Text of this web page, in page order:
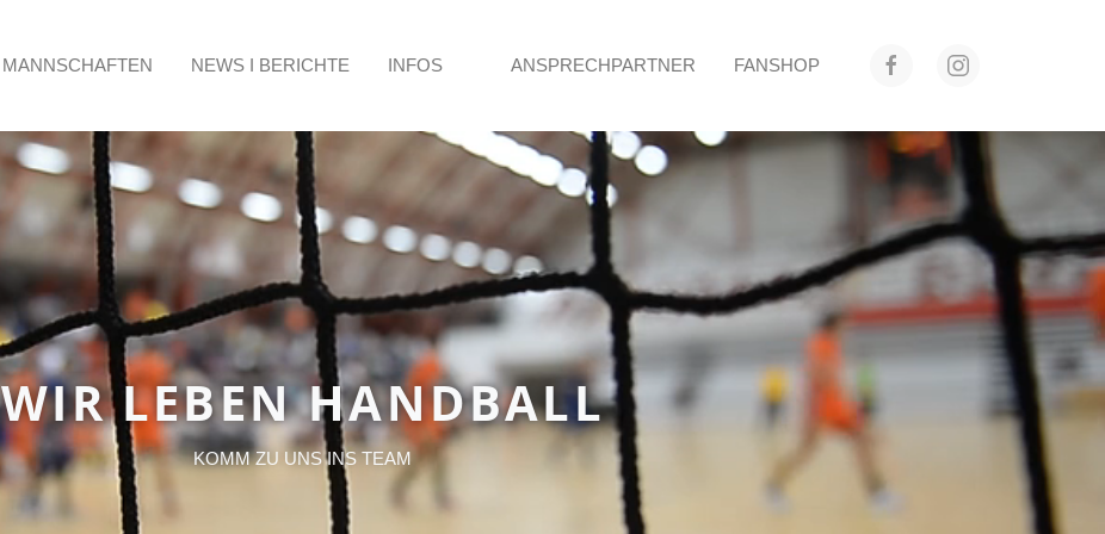
MANNSCHAFTEN NEWS I BERICHTE INFOS ANSPRECHPARTNER FANSHOP
WIR LEBEN HANDBALL
KOMM ZU UNS INS TEAM